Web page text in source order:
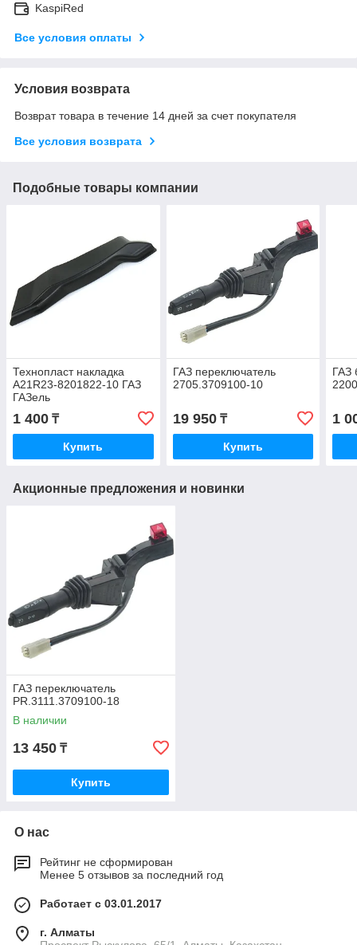
KaspiRed
Все условия оплаты
Условия возврата
Возврат товара в течение 14 дней за счет покупателя
Все условия возврата
Подобные товары компании
Технопласт накладка
А21R23-8201822-10 ГАЗ
ГАЗель
1 400 ₸
Купить
ГАЗ переключатель
2705.3709100-10
19 950₸
Купить
ГАЗ
1
Акционные предложения и новинки
ГАЗ переключатель
PR.3111.3709100-18
В наличии
13 450 ₸
Купить
О нас
Рейтинг не сформирован
Менее 5 отзывов за последний год
Работает с 03.01.2017
г. Алматы